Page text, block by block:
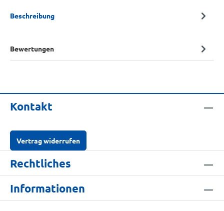
Beschreibung
Bewertungen
Kontakt
Vertrag widerrufen
Rechtliches
Informationen